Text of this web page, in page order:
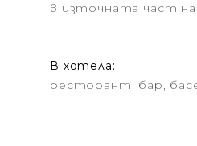
в източната част
В хотела:
ресторант, бар,